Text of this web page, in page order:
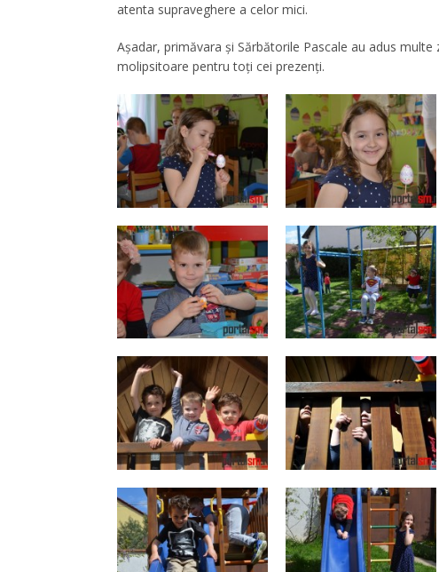
atenta supraveghere a celor mici.
Așadar, primăvara și Sărbătorile Pascale au adus
molipsitoare pentru toți cei prezenți.